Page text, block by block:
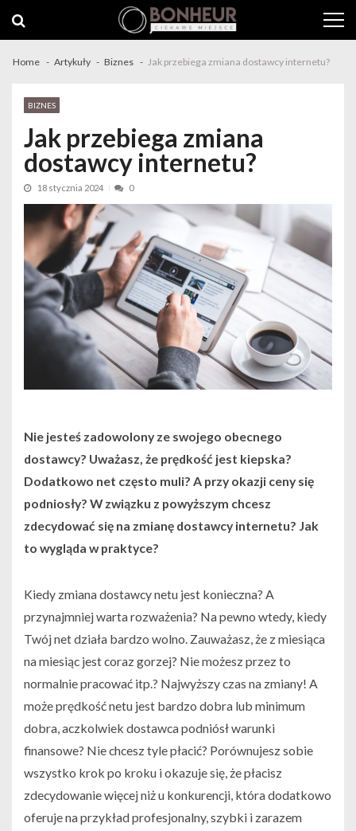
Home Artykuły Biznes Jak przebiega zmiana dostawcy internetu?
BIZNES
Jak przebiega zmiana
dostawcy internetu?
18 stycznia 2024 0
Nie jesteś zadowolony ze swojego obecnego
dostawcy? Uważasz, że prędkość jest kiepska?
Dodatkowo net często muli? A przy okazji ceny się
podniosły? W związku z powyższym chcesz
zdecydować się na zmianę dostawcy internetu? Jak
to wygląda w praktyce?
Kiedy zmiana dostawcy netu jest konieczna? A
przynajmniej warta rozważenia? Na pewno wtedy, kiedy
Twój net działa bardzo wolno. Zauważasz, że z miesiąca
na miesiąc jest coraz gorzej? Nie możesz przez to
normalnie pracować itp.? Najwyższy czas na zmiany! A
może prędkość netu jest bardzo dobra lub minimum
dobra, aczkolwiek dostawca podniósł warunki
finansowe? Nie chcesz tyle płacić? Porównujesz sobie
wszystko krok po kroku i okazuje się, że płacisz
zdecydowanie więcej niż u konkurencji, która dodatkowo
oferuje na przykład profesjonalny, szybki i zarazem